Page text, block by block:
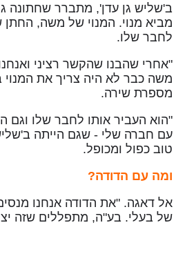
ב'שליש גן עדן', מתברר שחתונה
מביא מנוי. המנוי של משה,
לחבר שלו.
"אחרי שהבנו שהקשר רציני
משה כבר לא היה צריך את המנוי
מספרת שירה.
"הוא העביר אותו לחבר שלו וגם
עם חברה שלי - שגם הייתה
טוב כפול ומכופל.
ומה עם הדודה?
אל דאגה. "את הדודה אנחנו
של בעלי. בע"ה, מתפללים שזה